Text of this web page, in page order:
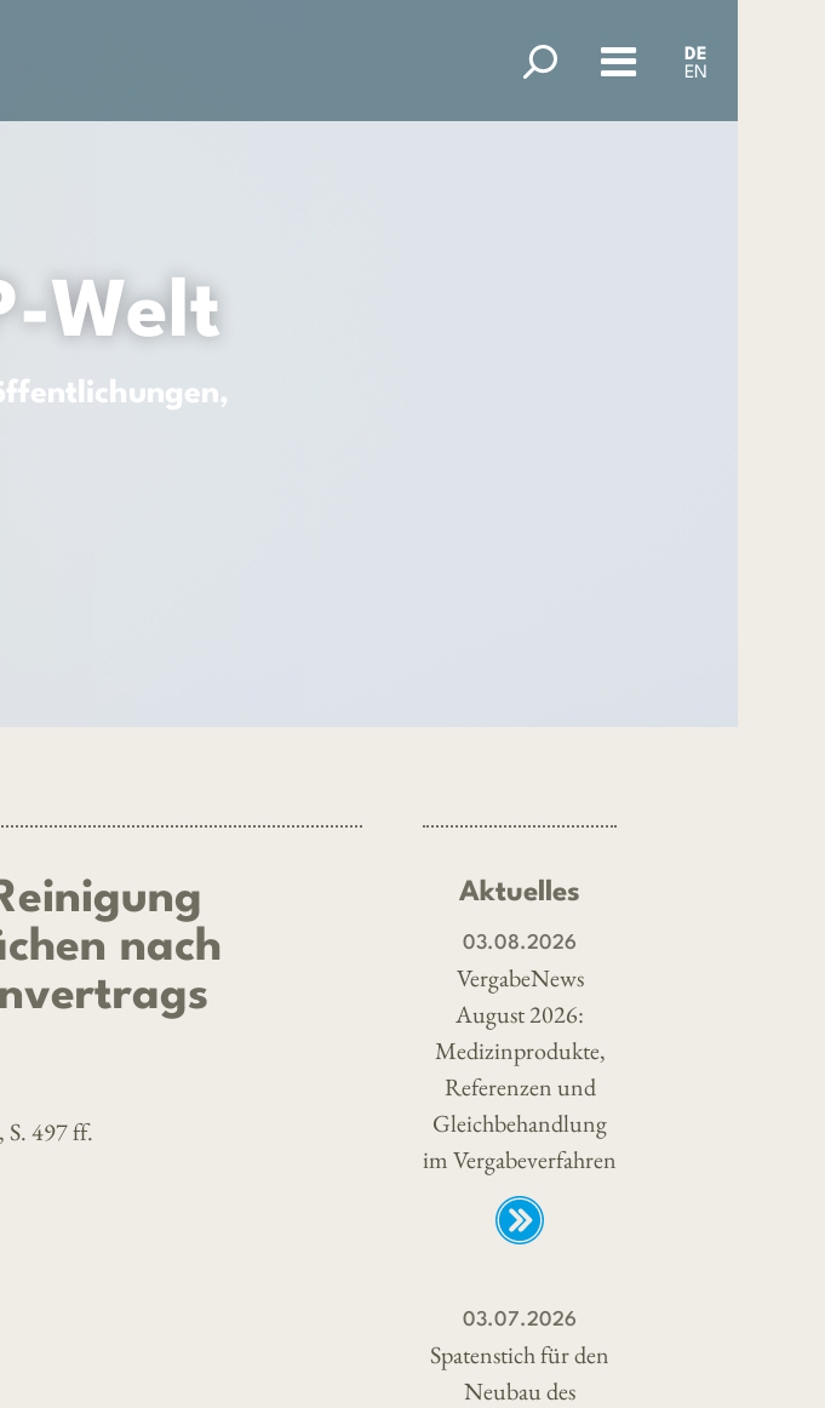
DE
EN
Welt
nach
497 ff.
Aktuelles
03.08.2026
VergabeNews
August 2026:
Medizinprodukte,
Referenzen und
Gleichbehandlung
im Vergabeverfahren
03.07.2026
Spatenstich für den
Neubau des